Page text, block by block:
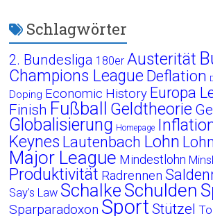
Schlagwörter
2. Bundesliga 180er Austerität
Champions League Deflation
Doping Economic History Europa
Finish Fußball Geldtheorie
Globalisierung Homepage
Keynes Lautenbach Lohn
Major League Mindestlohn
Produktivität Radrennen
Say's Law Schalke Schulden
Sparparadoxon Sport Stützel